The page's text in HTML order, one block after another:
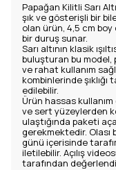
Papağan Kilitli Sarı
şık ve gösterişli bir
olan ürün, 4,5 cm
bir duruş sunar.
Sarı altının klasik
buluşturan bu model,
ve rahat kullanım
kombinlerinde
edilebilir.
Ürün hassas
ve sert yüzeylerden
ulaştığında paketi
gerekmektedir. Olası
günü içerisinde
iletilebilir. Açılış
tarafından